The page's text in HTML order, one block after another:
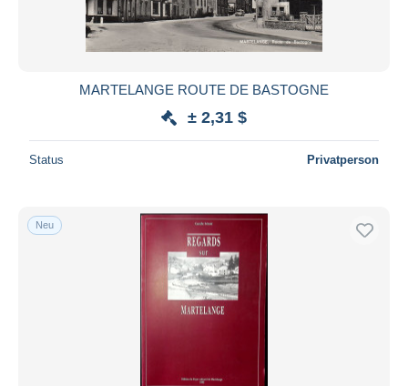
MARTELANGE ROUTE DE BASTOGNE
± 2,31 $
Status Privatperson
Neu